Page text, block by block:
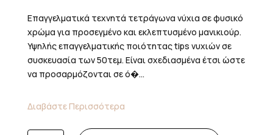
Επαγγελματικά τεχνητά τετράγωνα νύχια σε φυσικό
χρώμα για προσεγμένο και εκλεπτυσμένο μανικιούρ.
Υψηλής επαγγελματικής ποιότητας tips νυχιών σε
συσκευασία των 50τεμ. Είναι σχεδιασμένα έτσι ώστε
να προσαρμόζονται σε ό�...
Διαβάστε Περισσότερα